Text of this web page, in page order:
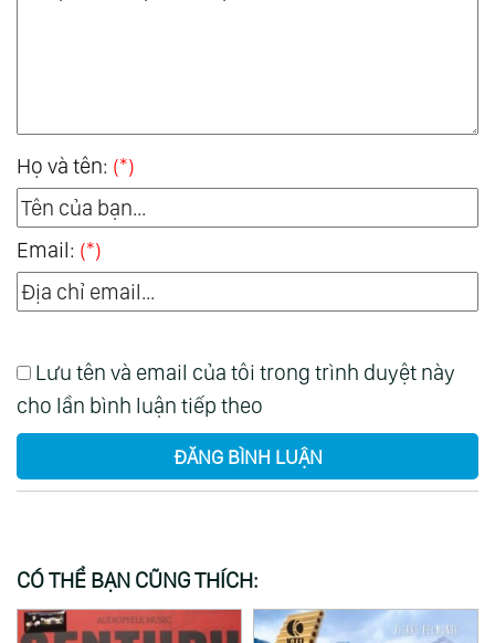
Họ và tên: (*)
Email: (*)
Lưu tên và email của tôi trong trình duyệt này
cho lần bình luận tiếp theo
ĐĂNG BÌNH LUẬN
CÓ THỂ BẠN CŨNG THÍCH: